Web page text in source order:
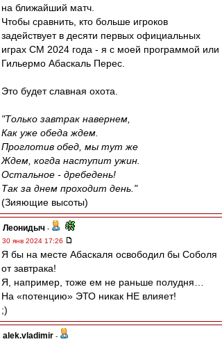
на ближайший матч.
Чтобы сравнить, кто больше игроков
задействует в десяти первых официальных
играх СМ 2024 года - я с моей программой или
Гильермо Абаскаль Перес.
Это будет славная охота.
"Только завтрак навернем,
Как уже обеда ждем.
Проглотив обед, мы тут же
Ждем, когда наступит ужин.
Остальное - дребедень!
Так за днем проходит день."
(Зияющие высоты)
Леонидыч -
30 янв 2024 17:26
Я бы на месте Абаскаля освободил бы Соболя
от завтрака!
Я, например, тоже ем не раньше полудня…
На «потенцию» ЭТО никак НЕ влияет!
;)
alek.vladimir -